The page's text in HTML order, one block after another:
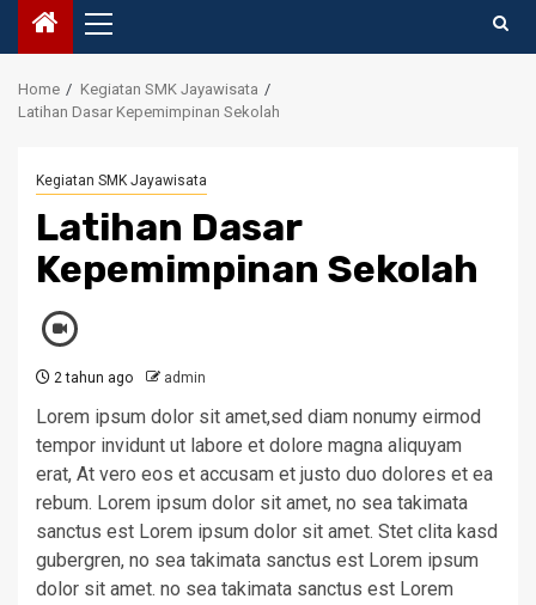
Home
Kegiatan SMK Jayawisata
Latihan Dasar Kepemimpinan Sekolah
Kegiatan SMK Jayawisata
Latihan Dasar
Kepemimpinan Sekolah
2 tahun ago admin
Lorem ipsum dolor sit amet,sed diam nonumy eirmod
tempor invidunt ut labore et dolore magna aliquyam
erat, At vero eos et accusam et justo duo dolores et ea
rebum. Lorem ipsum dolor sit amet, no sea takimata
sanctus est Lorem ipsum dolor sit amet. Stet clita kasd
gubergren, no sea takimata sanctus est Lorem ipsum
dolor sit amet. no sea takimata sanctus est Lorem